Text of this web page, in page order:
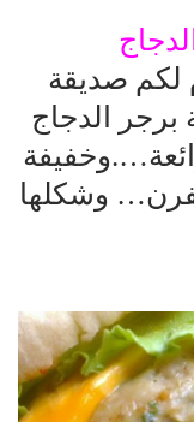
لكم صديقة
الدجاج
وشكلها